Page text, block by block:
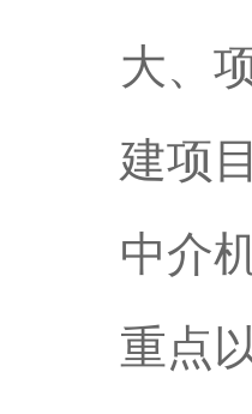
大、
建项
中介
重点